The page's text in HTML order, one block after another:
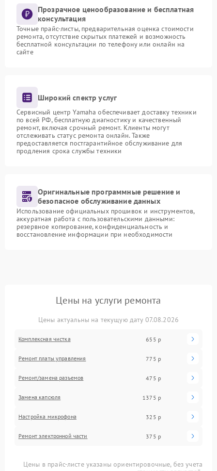
Прозрачное ценообразование и бесплатная
консультация
Точные прайс-листы, предварительная оценка стоимости
ремонта, отсутствие скрытых платежей и возможность
бесплатной консультации по телефону или онлайн на
сайте
Широкий спектр услуг
Сервисный центр Yamaha обеспечивает доставку техники
по всей РФ, бесплатную диагностику и качественный
ремонт, включая срочный ремонт. Клиенты могут
отслеживать статус ремонта онлайн. Также
предоставляется постгарантийное обслуживание для
продления срока службы техники
Оригинальные программные решение и
безопасное обслуживание данных
Использование официальных прошивок и инструментов,
аккуратная работа с пользовательскими данными:
резервное копирование, конфиденциальность и
восстановление информации при необходимости
Цены на услуги ремонта
Цены актуальны на текущую дату 07.08.2026
Комплексная чистка 655 р
Ремонт платы управления 775 р
Ремонт/замена разъемов 475 р
Замена капсюля 1375 р
Настройка микрофона 325 р
Ремонт электронной части 375 р
Цены в прайс-листе указаны ориентировочные, без учета